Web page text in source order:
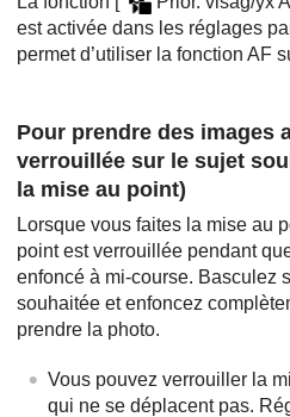
est activée dans les réglages
permet d’utiliser la fonction AF
Pour prendre des images
verrouillée sur le sujet
la mise au point)
Lorsque vous faites la mise au
point est verrouillée pendant
enfoncé à mi-course. Basculez
souhaitée et enfoncez
prendre la photo.
Vous pouvez verrouiller la
qui ne se déplacent pas.